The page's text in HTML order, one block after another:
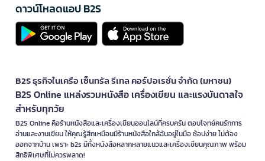
ดาวน์โหลดแอป B2S
B2S ธุรกิจในเครือ เซ็นทรัล รีเทล คอร์ปอเรชั่น จำกัด (มหาชน)
B2S Online แหล่งรวมหนังสือ เครื่องเขียน และแรงบันดาลใจ
สำหรับทุกวัย
B2S Online คือร้านหนังสือและเครื่องเขียนออนไลน์ที่ครบครัน ตอบโจทย์คนรักการ
อ่านและงานเขียน ให้คุณรู้สึกเหมือนมีร้านหนังสือใกล้ฉันอยู่ในมือ ช้อปง่าย ไม่ต้อง
ออกจากบ้าน เพราะ b2s มีทั้งหนังสือหลากหลายแนวและเครื่องเขียนคุณภาพ พร้อม
สิทธิพิเศษที่ไม่ควรพลาด!